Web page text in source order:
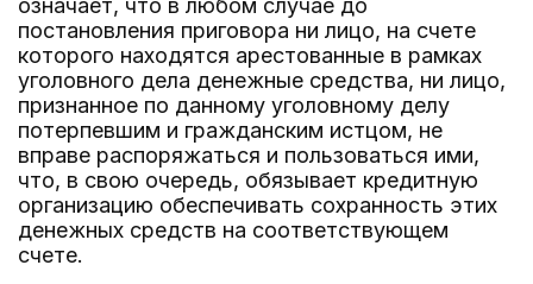
означает, что в любом случае до
постановления приговора ни лицо, на счете
которого находятся арестованные в рамках
уголовного дела денежные средства, ни лицо,
признанное по данному уголовному делу
потерпевшим и гражданским истцом, не
вправе распоряжаться и пользоваться ими,
что, в свою очередь, обязывает кредитную
организацию обеспечивать сохранность этих
денежных средств на соответствующем
счете.